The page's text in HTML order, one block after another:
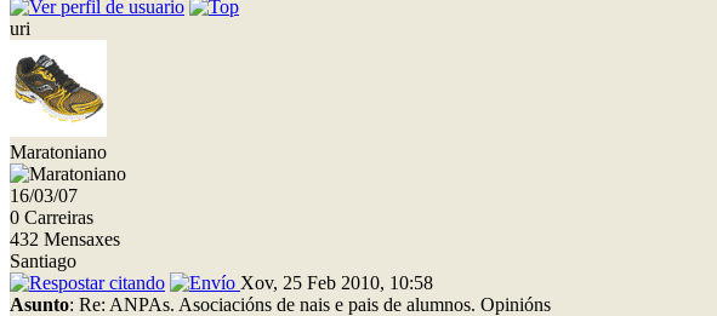
uri
Maratoniano
16/03/07
0 Carreiras
432 Mensaxes
Santiago
Xov, 25 Feb 2010, 10:58
Asunto: Re: ANPAs. Asociacións de nais e pais de alumnos. Opinións